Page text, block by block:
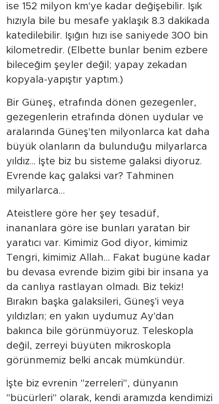
ise 152 milyon km'ye kadar değişebilir. Işık
hızıyla bile bu mesafe yaklaşık 8.3 dakikada
katedilebilir. Işığın hızı ise saniyede 300 bin
kilometredir. (Elbette bunlar benim ezbere
bileceğim şeyler değil; yapay zekadan
kopyala-yapıştır yaptım.)
Bir Güneş, etrafında dönen gezegenler,
gezegenlerin etrafında dönen uydular ve
aralarında Güneş'ten milyonlarca kat daha
büyük olanların da bulunduğu milyarlarca
yıldız... İşte biz bu sisteme galaksi diyoruz.
Evrende kaç galaksi var? Tahminen
milyarlarca…
Ateistlere göre her şey tesadüf,
inananlara göre ise bunları yaratan bir
yaratıcı var. Kimimiz God diyor, kimimiz
Tengri, kimimiz Allah… Fakat bugüne kadar
bu devasa evrende bizim gibi bir insana ya
da canlıya rastlayan olmadı. Biz tekiz!
Bırakın başka galaksileri, Güneş'i veya
yıldızları; en yakın uydumuz Ay'dan
bakınca bile görünmüyoruz. Teleskopla
değil, zerreyi büyüten mikroskopla
görünmemiz belki ancak mümkündür.
İşte biz evrenin "zerreleri", dünyanın
"bücürleri" olarak, kendi aramızda kendimizi